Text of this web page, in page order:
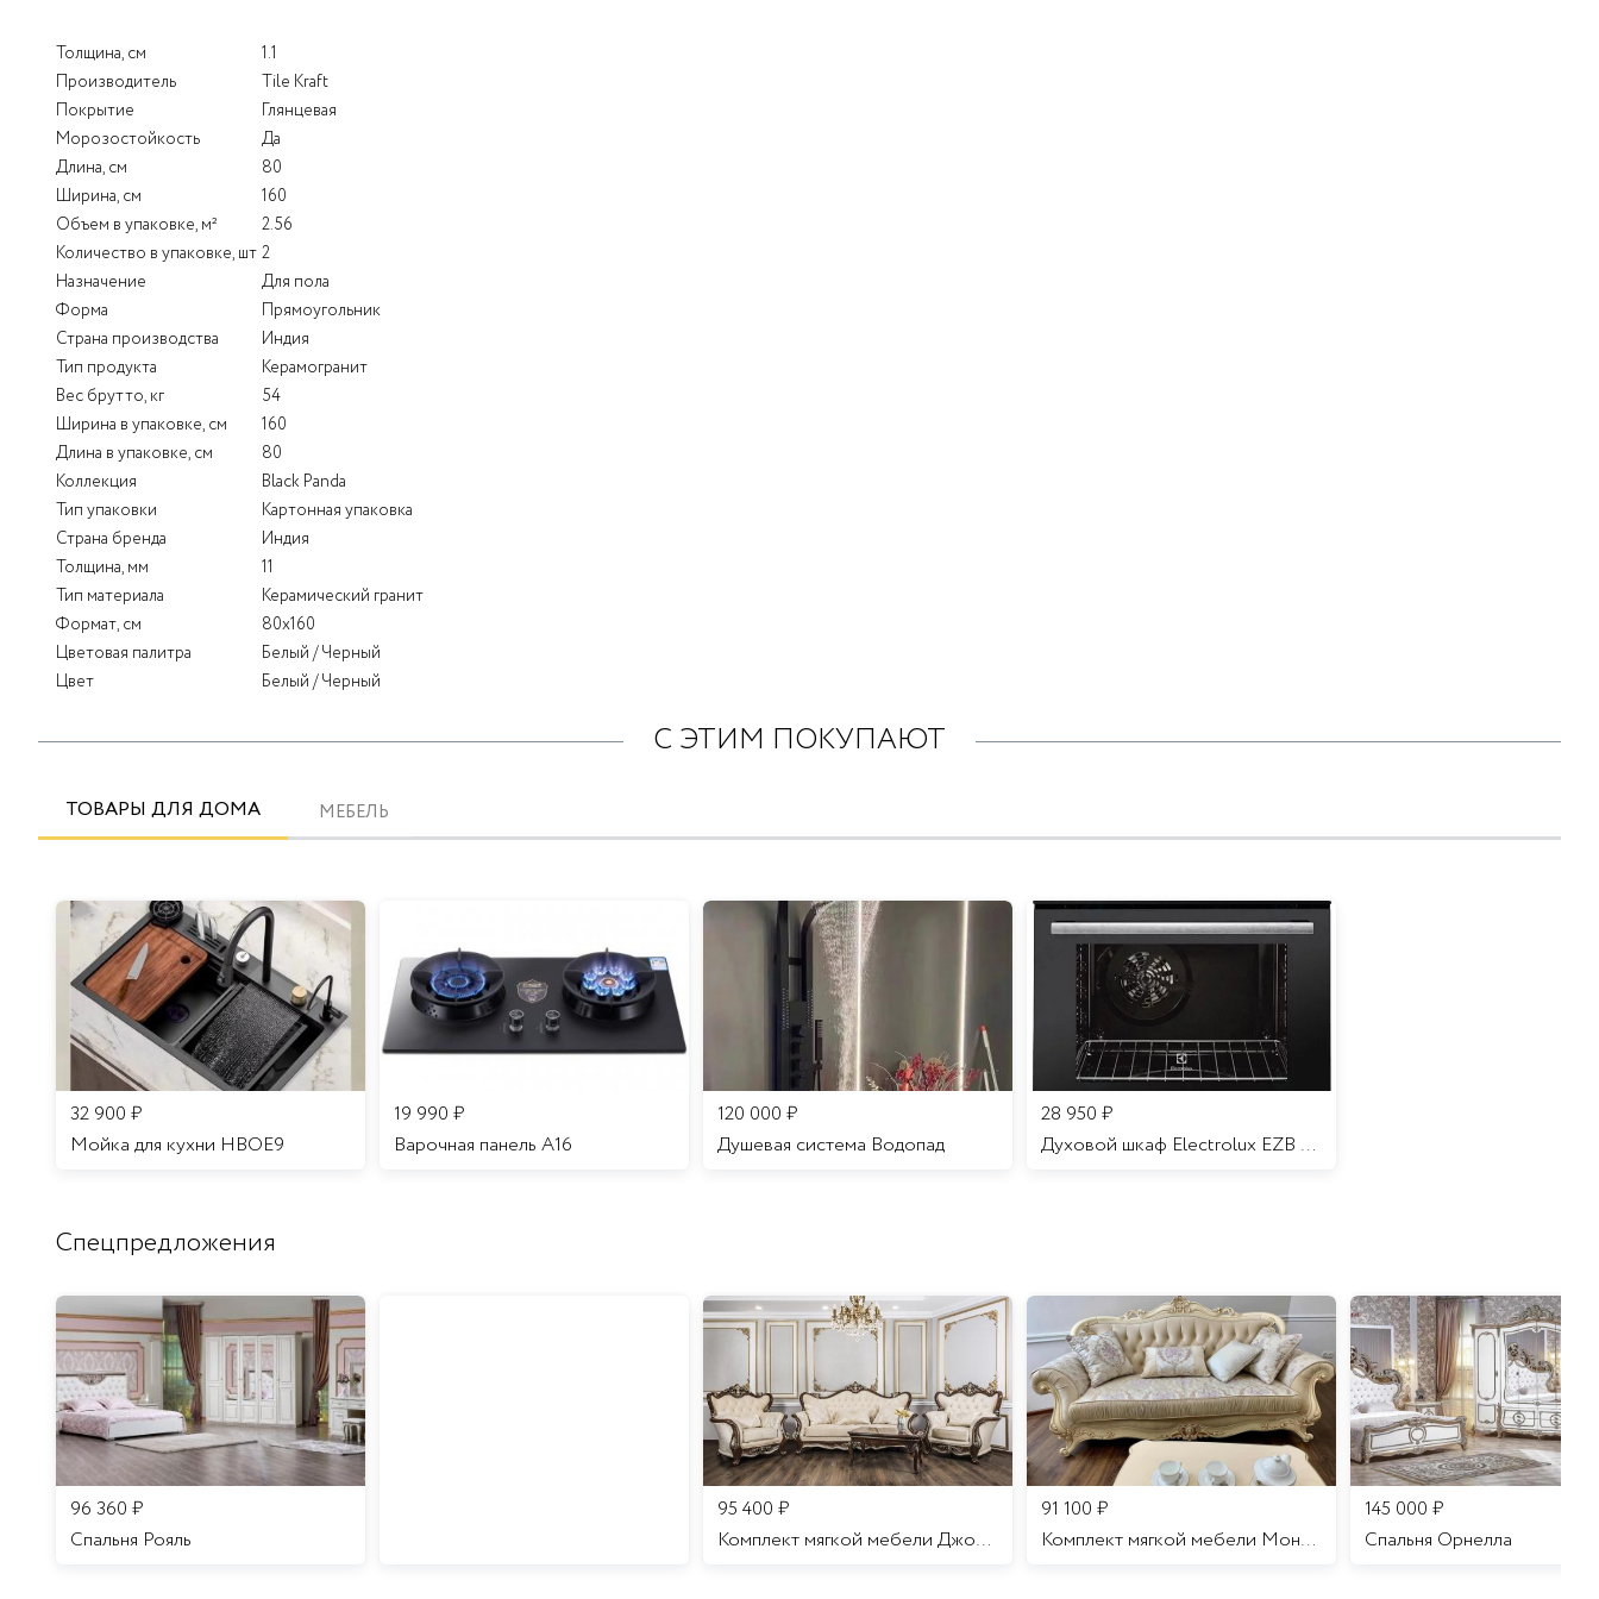
Толщина, см
1.1
Производитель
Tile Kraft
Покрытие
Глянцевая
Морозостойкость
Да
Длина, см
80
Ширина, см
160
Объем в упаковке, м²
2.56
Количество в упаковке, шт 2
Назначение
Для пола
Форма
Прямоугольник
Страна производства
Индия
Тип продукта
Керамогранит
Вес брутто, кг
54
Ширина в упаковке, см
160
Длина в упаковке, см
80
Коллекция
Black Panda
Тип упаковки
Картонная упаковка
Страна бренда
Индия
Толщина, мм
11
Тип материала
Керамический гранит
Формат, см
80x160
Цветовая палитра
Белый / Черный
Цвет
Белый / Черный
С ЭТИМ ПОКУПАЮТ
ТОВАРЫ ДЛЯ ДОМА МЕБЕЛЬ
32 900 ₽
Мойка для кухни HBOE9
19 990 ₽
Варочная панель A16
120 000 ₽
Душевая система Водопад
28 950 ₽
Духовой шкаф Electrolux EZB 52410 AK
Спецпредложения
96 360 ₽
Спальня Рояль
95 400 ₽
Комплект мягкой мебели Джоконда
91 100 ₽
Комплект мягкой мебели Мона Лиза
145 000 ₽
Cпальня Орнелла